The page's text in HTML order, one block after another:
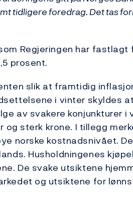
tidligere foredrag. Det tas
Regjeringen har fastlagt
prosent.
slik at framtidig
i vinter skyldes
av svakere konjunkturer
og sterk krone. I tillegg
norske kostnadsnivået.
Husholdningenes
De svake utsiktene
og utsiktene for